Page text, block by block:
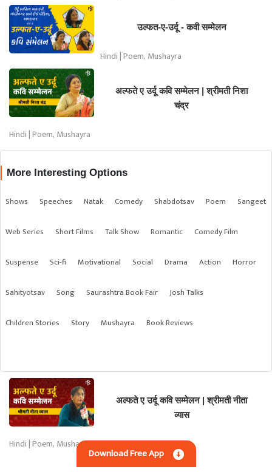
उल्फत-ए-उर्दू - कवी सम्मेलन
Hindi | Poem, Mushayra
अल्फते ए उर्दू कवि सम्मेलन | श्रीमती निशा
चंद्र
Hindi | Poem, Mushayra
More Interesting Options
Shows Speeches Natak Comedy Shabdotsav Poem Sangeet
Web Series Short Films Talk Show Romantic Comedy Film
Suspense Sci-fi Motivational Social Drama Action Horror
Sahityotsav Song Saurashtra Book Fair Josh Talks
Children Stories Story Mushayra Book Reviews
अल्फते ए उर्दू कवि सम्मेलन | श्रीमती नीता
व्यास
Hindi | Poem, Mushayra
Download Free App